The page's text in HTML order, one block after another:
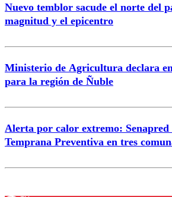
Nuevo temblor sacude el norte del
magnitud y el epicentro
Ministerio de Agricultura declara
para la región de Ñuble
Alerta por calor extremo:
Temprana Preventiva en tres